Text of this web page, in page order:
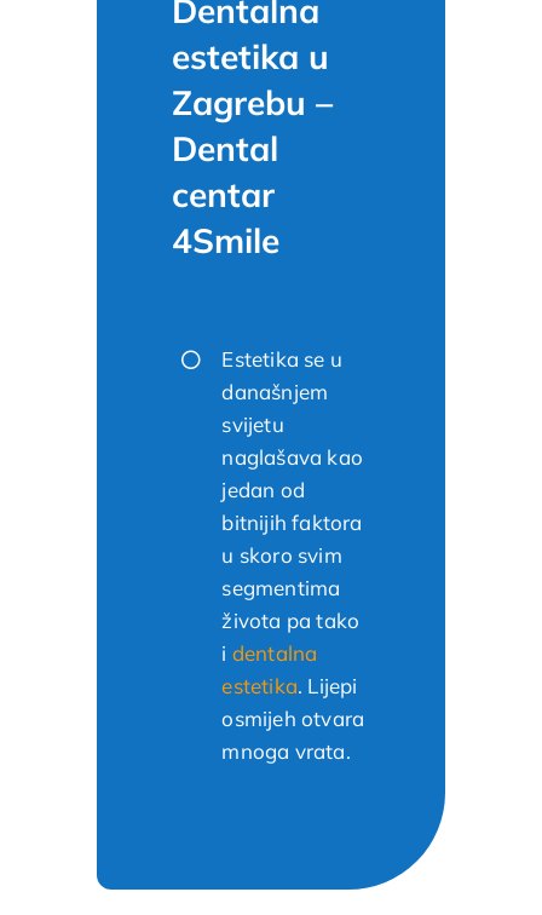
Dentalna
estetika u
Zagrebu –
Dental
centar
4Smile
Estetika se u
današnjem
svijetu
naglašava kao
jedan od
bitnijih faktora
u skoro svim
segmentima
života pa tako
i dentalna
estetika. Lijepi
osmijeh otvara
mnoga vrata.